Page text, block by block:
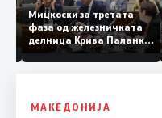
Во
Мицкоски за третата
фаза од железничката
делница Крива
– Деве Баир: Проектот
нема да заврши на
целина
МАКЕДОНИЈА